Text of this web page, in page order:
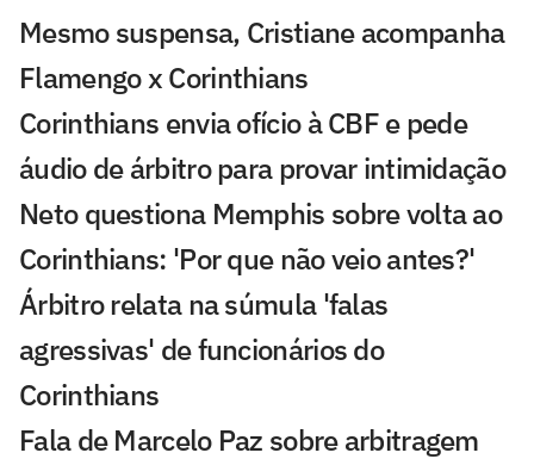
Mesmo suspensa, Cristiane acompanha
Flamengo x Corinthians
Corinthians envia ofício à CBF e pede
áudio de árbitro para provar intimidação
Neto questiona Memphis sobre volta ao
Corinthians: 'Por que não veio antes?'
Árbitro relata na súmula 'falas
agressivas' de funcionários do
Corinthians
Fala de Marcelo Paz sobre arbitragem